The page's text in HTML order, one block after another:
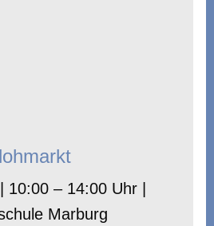
– 14:00 Uhr |
Marburg